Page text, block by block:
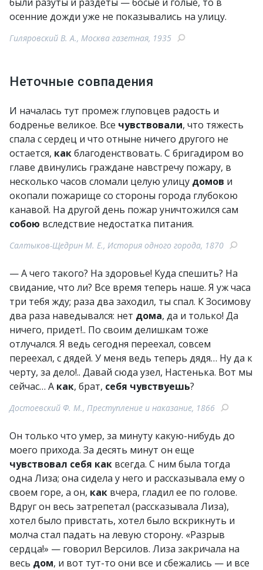
осенние дожди уже не показывались на улицу.
Гиляровский В. А., Москва газетная, 1935
Неточные совпадения
И началась тут промеж глуповцев радость и
бодренье великое. Все чувствовали, что тяжесть
спала с сердец и что отныне ничего другого не
остается, какблагоденствовать. С бригадиром во
главе двинулись граждане навстречу пожару, в
несколько часов сломали целую улицу домов и
окопали пожарище со стороны города глубокою
канавой. На другой день пожар уничтожился сам
собою вследствие недостатка питания.
Салтыков-Щедрин М. Е., История одного города, 1870
— А чего такого? На здоровье! Куда спешить? На
свидание, что ли? Все время теперь наше. Я уж часа
три тебя жду; раза два заходил, ты спал. К Зосимову
два раза наведывался: нет дома, да и только! Да
ничего, придет!.. По своим делишкам тоже
отлучался. Я ведь сегодня переехал, совсем
переехал, с дядей. У меня ведь теперь дядя… Ну да к
черту, за дело!.. Давай сюда узел, Настенька. Вот мы
сейчас… А как, брат, себя чувствуешь?
Достоевский Ф. М., Преступление и наказание, 1866
Он только что умер, за минуту какую-нибудь до
моего прихода. За десять минут он еще
чувствовал себя как всегда. С ним была тогда
одна Лиза; она сидела у него и рассказывала ему о
своем горе, а он, как вчера, гладил ее по голове.
Вдруг он весь затрепетал (рассказывала Лиза),
хотел было привстать, хотел было вскрикнуть и
молча стал падать на левую сторону. «Разрыв
сердца!» — говорил Версилов. Лиза закричала на
весь дом, и вот тут-то они все и сбежались — и все